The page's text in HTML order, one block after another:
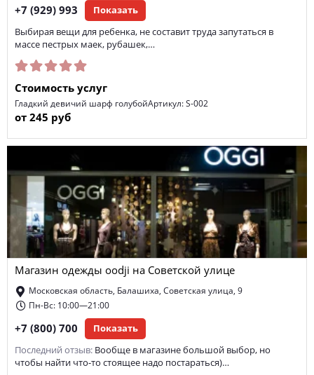
+7 (929) 993 Показать
Выбирая вещи для ребенка, не составит труда запутаться в
массе пестрых маек, рубашек,…
Стоимость услуг
Гладкий девичий шарф голубойАртикул: S-002
от 245 руб
Магазин одежды oodji на Советской улице
Московская область, Балашиха, Советская улица, 9
Пн-Вс: 10:00—21:00
+7 (800) 700 Показать
Последний отзыв: Вообще в магазине большой выбор, но
чтобы найти что-то стоящее надо постараться)…